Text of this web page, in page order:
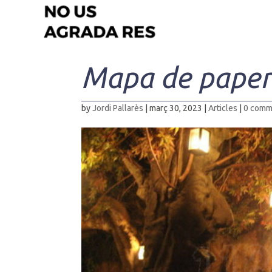
Mapa de paper
byJordi Pallarès |març 30, 2023 |Articles |0